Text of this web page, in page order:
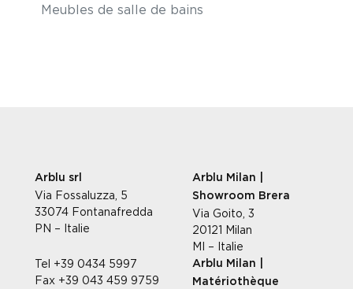
Meubles de salle de bains
Arblu srl
Via Fossaluzza, 5
33074 Fontanafredda
PN – Italie
Tel +39 0434 5997
Fax +39 043 459 9759
Arblu Milan |
Showroom Brera
Via Goito, 3
20121 Milan
MI – Italie
Arblu Milan |
Matériothèque